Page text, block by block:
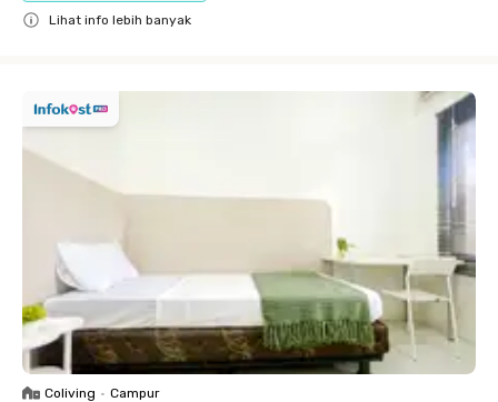
Lihat info lebih banyak
Coliving • Campur